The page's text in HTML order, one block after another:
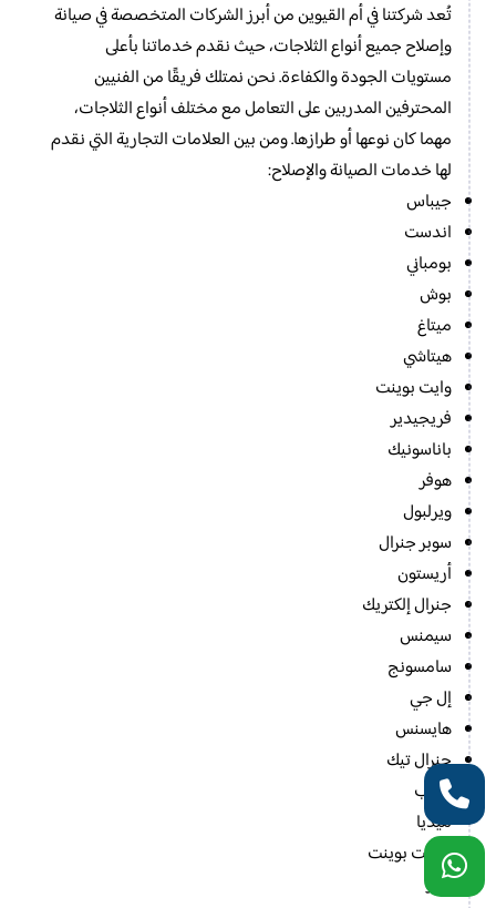
تُعد شركتنا في أم القيوين من أبرز الشركات المتخصصة في صيانة
وإصلاح جميع أنواع الثلاجات، حيث نقدم خدماتنا بأعلى
مستويات الجودة والكفاءة. نحن نمتلك فريقًا من الفنيين
المحترفين المدربين على التعامل مع مختلف أنواع الثلاجات،
مهما كان نوعها أو طرازها. ومن بين العلامات التجارية التي نقدم
لها خدمات الصيانة والإصلاح:
جيباس
اندست
بومباني
بوش
ميتاغ
هيتاشي
وايت بوينت
فريجيدير
باناسونيك
هوفر
ويرلبول
سوبر جنرال
أريستون
جنرال إلكتريك
سيمنس
سامسونج
إل جي
هايسنس
جنرال تيك
شارب
ميديا
ويست بوينت
دايو